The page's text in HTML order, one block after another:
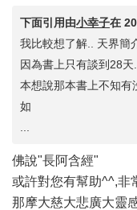
下面引用由小幸子在
我比較想了解.. 天界簡
因為書上只有談到28
本想說那本書上不知有
如
佛說"長阿含經"
或許對您有幫助^^,非
那摩大慈大悲廣大靈